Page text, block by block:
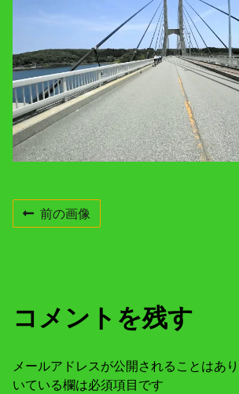
t
r
e
s
o
l
u
t
i
o
前の画像
コメントを残す
メールアドレスが公開されることはあり
いている欄は必須項目です